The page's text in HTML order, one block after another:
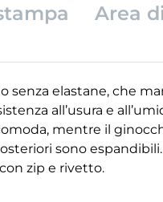
Area
elastane, che
all’usura e
mentre il
sono
zip e rivetto.